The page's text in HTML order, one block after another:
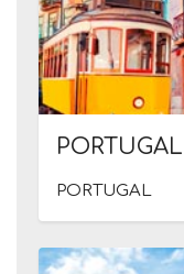
PORTUGAL
PORTUGAL